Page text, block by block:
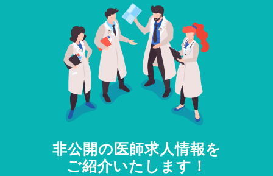
非公開の医師求人情報を
ご紹介いたします！